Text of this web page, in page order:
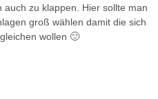
auch zu klappen. Hier sollte man
groß wählen damit die sich
wollen 🙂